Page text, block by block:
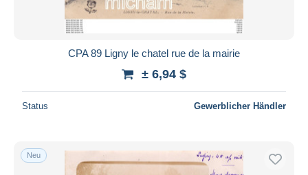
CPA 89 Ligny le chatel rue de la mairie
± 6,94 $
Status Gewerblicher Händler
Neu